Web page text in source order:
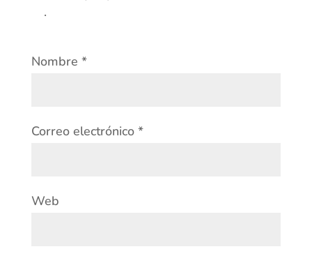
.
Nombre *
Correo electrónico *
Web